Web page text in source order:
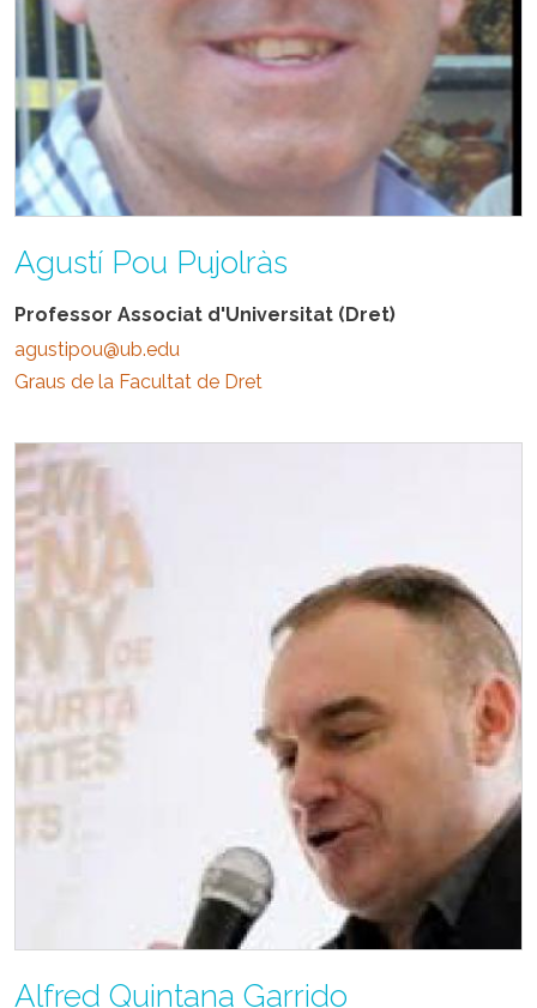
Agustí Pou Pujolràs
Professor Associat d'Universitat (Dret)
agustipou@ub.edu
Graus de la Facultat de Dret
Alfred Quintana Garrido